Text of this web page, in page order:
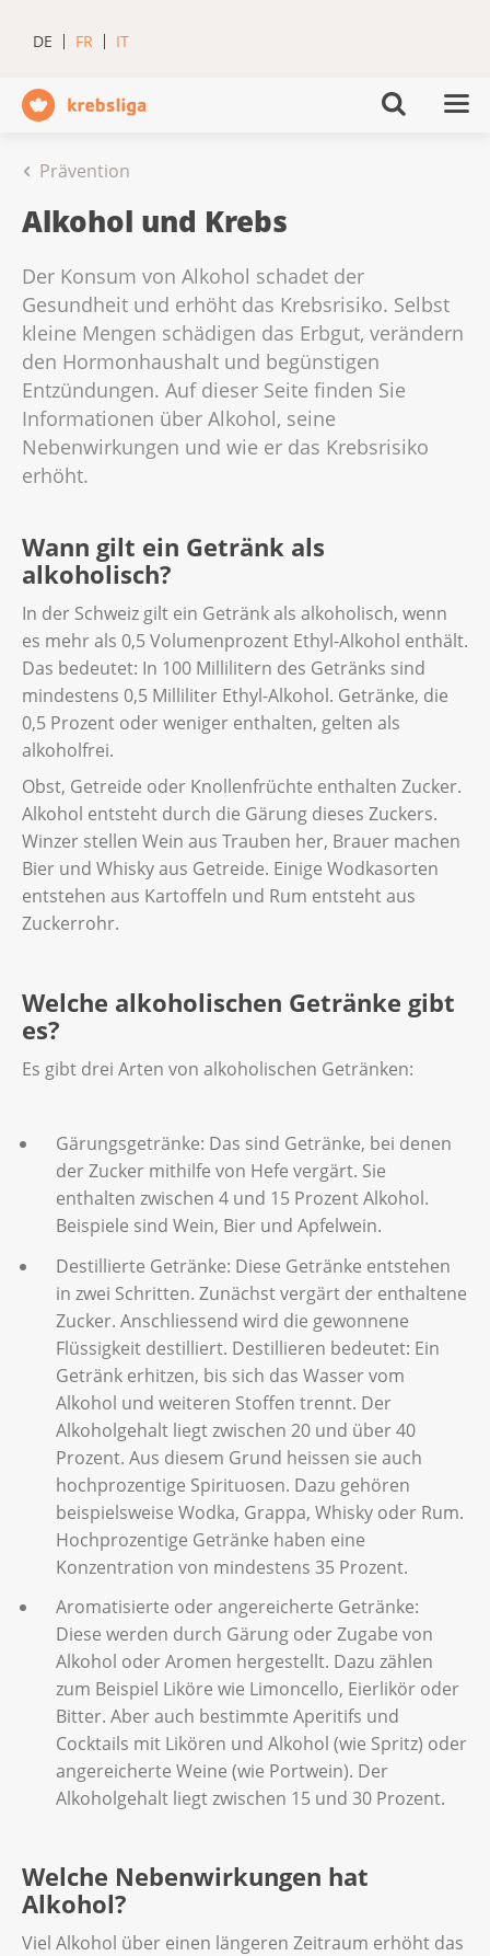
DE FR IT
Prävention
Alkohol und Krebs
Der Konsum von Alkohol schadet der
Gesundheit und erhöht das Krebsrisiko. Selbst
kleine Mengen schädigen das Erbgut, verändern
den Hormonhaushalt und begünstigen
Entzündungen. Auf dieser Seite finden Sie
Informationen über Alkohol, seine
Nebenwirkungen und wie er das Krebsrisiko
erhöht.
Wann gilt ein Getränk als
alkoholisch?
In der Schweiz gilt ein Getränk als alkoholisch, wenn
es mehr als 0,5 Volumenprozent Ethyl-Alkohol enthält.
Das bedeutet: In 100 Millilitern des Getränks sind
mindestens 0,5 Milliliter Ethyl-Alkohol. Getränke, die
0,5 Prozent oder weniger enthalten, gelten als
alkoholfrei.
Obst, Getreide oder Knollenfrüchte enthalten Zucker.
Alkohol entsteht durch die Gärung dieses Zuckers.
Winzer stellen Wein aus Trauben her, Brauer machen
Bier und Whisky aus Getreide. Einige Wodkasorten
entstehen aus Kartoffeln und Rum entsteht aus
Zuckerrohr.
Welche alkoholischen Getränke gibt
es?
Es gibt drei Arten von alkoholischen Getränken:
Gärungsgetränke: Das sind Getränke, bei denen
der Zucker mithilfe von Hefe vergärt. Sie
enthalten zwischen 4 und 15 Prozent Alkohol.
Beispiele sind Wein, Bier und Apfelwein.
Destillierte Getränke: Diese Getränke entstehen
in zwei Schritten. Zunächst vergärt der enthaltene
Zucker. Anschliessend wird die gewonnene
Flüssigkeit destilliert. Destillieren bedeutet: Ein
Getränk erhitzen, bis sich das Wasser vom
Alkohol und weiteren Stoffen trennt. Der
Alkoholgehalt liegt zwischen 20 und über 40
Prozent. Aus diesem Grund heissen sie auch
hochprozentige Spirituosen. Dazu gehören
beispielsweise Wodka, Grappa, Whisky oder Rum.
Hochprozentige Getränke haben eine
Konzentration von mindestens 35 Prozent.
Aromatisierte oder angereicherte Getränke:
Diese werden durch Gärung oder Zugabe von
Alkohol oder Aromen hergestellt. Dazu zählen
zum Beispiel Liköre wie Limoncello, Eierlikör oder
Bitter. Aber auch bestimmte Aperitifs und
Cocktails mit Likören und Alkohol (wie Spritz) oder
angereicherte Weine (wie Portwein). Der
Alkoholgehalt liegt zwischen 15 und 30 Prozent.
Welche Nebenwirkungen hat
Alkohol?
Viel Alkohol über einen längeren Zeitraum erhöht das